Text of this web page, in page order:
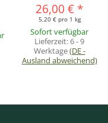
26,00 € *
5,20 € pro 1 kg
Sofort verfügbar
Lieferzeit:6 - 9
Werktage(DE -
Ausland abweichend)